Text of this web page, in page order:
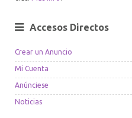
Accesos Directos
Crear un Anuncio
Mi Cuenta
Anúnciese
Noticias